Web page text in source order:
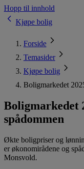
Hopp til innhold
Kjøpe bolig
Forside
Temasider
Kjøpe bolig
Boligmarkedet
Boligmarkedet
spådommen
Økte boligpriser og
er økonomirådene og
Monsvold.